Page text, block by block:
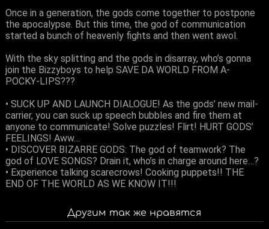
Once in a generation, the gods come together to postpone
the apocalypse. But this time, the god of communication
started a bunch of heavenly fights and then went awol.
With the sky splitting and the gods in disarray, who’s gonna
join the Bizzyboys to help SAVE DA WORLD FROM A-
POCKY-LIPS???
• SUCK UP AND LAUNCH DIALOGUE! As the gods’ new mail-
carrier, you can suck up speech bubbles and fire them at
anyone to communicate! Solve puzzles! Flirt! HURT GODS’
FEELINGS! Aww…
• DISCOVER BIZARRE GODS: The god of teamwork? The
god of LOVE SONGS? Drain it, who’s in charge around here…?
• Experience talking scarecrows! Cooking puppets!! THE
END OF THE WORLD AS WE KNOW IT!!!
Другим так же нравятся